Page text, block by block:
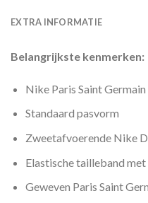
EXTRA INFORMATIE
Belangrijkste kenmerken:
Nike Paris Saint
Standaard pasvorm
Zweetafvoerende Nike
Elastische tailleband
Geweven Paris Saint